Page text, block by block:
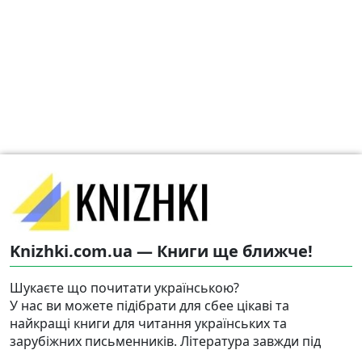
Knizhki.com.ua — Книги ще ближче!
Шукаєте що почитати українською?
У нас ви можете підібрати для сбее цікаві та
найкращі книги для читання українських та
зарубіжних письменників. Література завжди під